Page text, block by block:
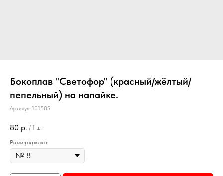
Бокоплав "Светофор" (красный/жёлтый/
пепельный) на напайке.
Артикул: 10158S
80 р. / 1 шт
Размер крючка: